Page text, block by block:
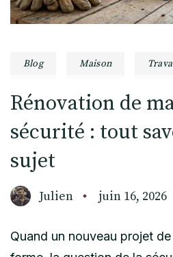
Blog Maison
Rénovation de
sécurité : tout
sujet
Julien juin 16, 2026
Quand un nouveau projet